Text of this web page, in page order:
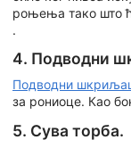
роњења тако што
.
4. Подводни
Подводни
за рониоце. Као
5. Сува торба.